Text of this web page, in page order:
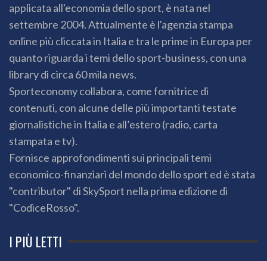
applicata all'economia dello sport, è nata nel
settembre 2004. Attualmente è l'agenzia stampa
online più cliccata in Italia e tra le prime in Europa per
quanto riguarda i temi dello sport-business, con una
library di circa 60 mila news.
Sporteconomy collabora, come fornitrice di
contenuti, con alcune delle più importanti testate
giornalistiche in Italia e all’estero (radio, carta
stampata e tv).
Fornisce approfondimenti sui principali temi
economico-finanziari del mondo dello sport ed è stata
"contributor" di SkySport nella prima edizione di
"CodiceRosso".
I PIÙ LETTI